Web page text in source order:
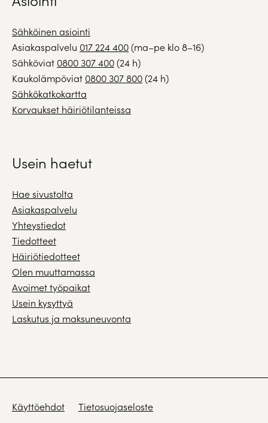
Sähköinen asiointi
Asiakaspalvelu 017 224 400(ma–pe klo 8–16)
Sähköviat 0800 307 400(24 h)
Kaukolämpöviat 0800 307 800(24 h)
Sähkökatkokartta
Korvaukset häiriötilanteissa
Usein haetut
Hae sivustolta
Asiakaspalvelu
Yhteystiedot
Tiedotteet
Häiriötiedotteet
Olen muuttamassa
Avoimet työpaikat
Usein kysyttyä
Laskutus ja maksuneuvonta
Käyttöehdot Tietosuojaseloste